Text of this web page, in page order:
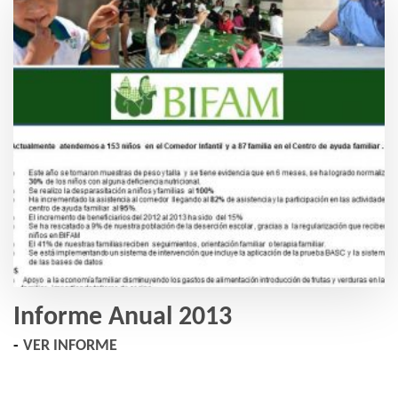
Informe Anual 2013
VER INFORME